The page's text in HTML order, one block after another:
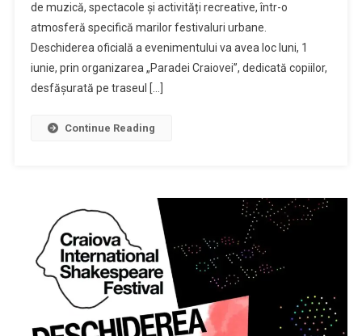
de muzică, spectacole și activități recreative, într-o
atmosferă specifică marilor festivaluri urbane.
Deschiderea oficială a evenimentului va avea loc luni, 1
iunie, prin organizarea „Paradei Craiovei”, dedicată copiilor,
desfășurată pe traseul […]
Continue Reading